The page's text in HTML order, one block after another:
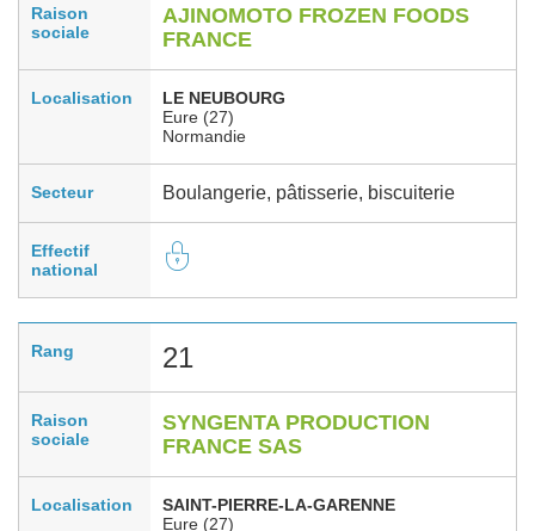
Raison
sociale
AJINOMOTO FROZEN FOODS
FRANCE
Localisation
LE NEUBOURG
Eure (27)
Normandie
Secteur Boulangerie, pâtisserie, biscuiterie
Effectif
national
Rang 21
Raison
sociale
SYNGENTA PRODUCTION
FRANCE SAS
Localisation
SAINT-PIERRE-LA-GARENNE
Eure (27)